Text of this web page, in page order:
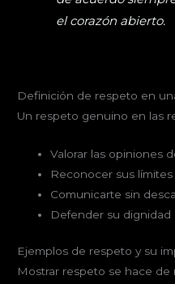
el corazón abierto.
Definición de respeto en
Un respeto genuino en las
Valorar las opiniones
Reconocer sus
Comunicarte sin
Defender su dignidad
Ejemplos de respeto y su
Mostrar respeto se hace de